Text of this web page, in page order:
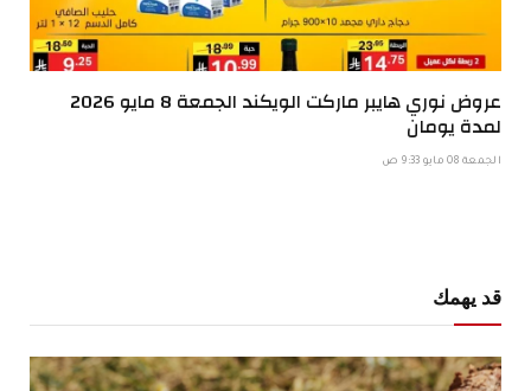
عروض نوري هايبر ماركت الويكند الجمعة 8 مايو 2026
لمدة يومان
الجمعة 08 مايو 9:33 ص
قد يهمك